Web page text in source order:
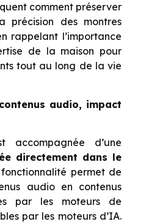
comment préserver
précision des montres
rappelant l’importance
de la maison pour
tout au long de la vie
audio, impact
accompagnée d’une
directement dans le
permet de
audio en contenus
par les moteurs de
par les moteurs d’IA.